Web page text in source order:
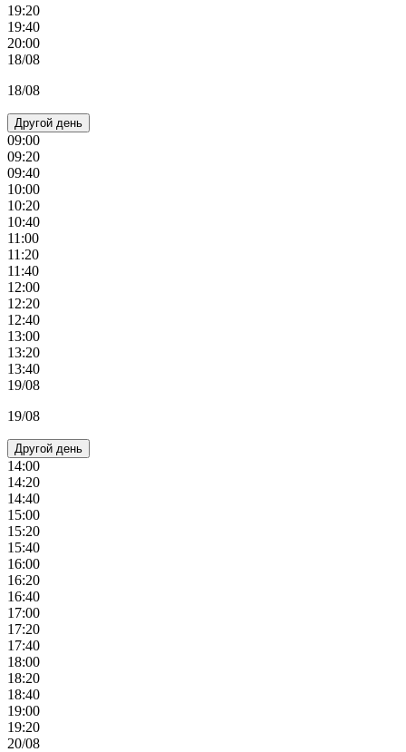
19:20
19:40
20:00
18/08
18/08
Другой день
09:00
09:20
09:40
10:00
10:20
10:40
11:00
11:20
11:40
12:00
12:20
12:40
13:00
13:20
13:40
19/08
19/08
Другой день
14:00
14:20
14:40
15:00
15:20
15:40
16:00
16:20
16:40
17:00
17:20
17:40
18:00
18:20
18:40
19:00
19:20
20/08